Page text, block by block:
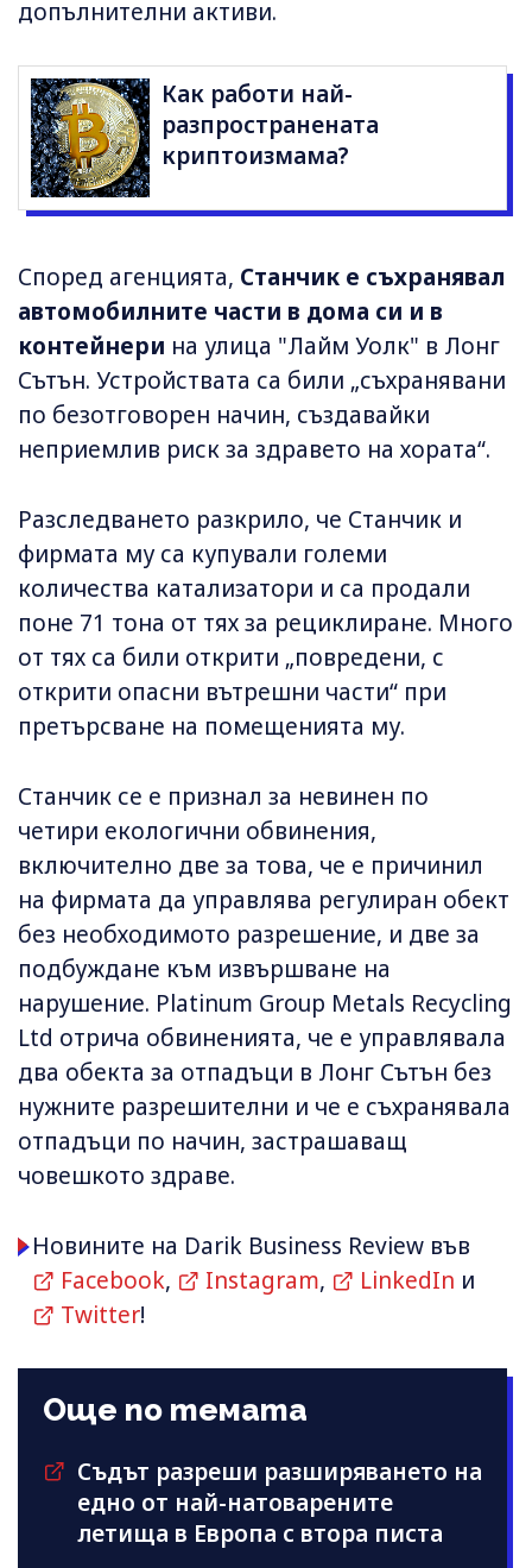
допълнителни активи.
Как работи най-
разпространената
криптоизмама?
Според агенцията, Станчик е съхранявал
автомобилните части в дома си и в
контейнери на улица "Лайм Уолк" в Лонг
Сътън. Устройствата са били „съхранявани
по безотговорен начин, създавайки
неприемлив риск за здравето на хората“.
Разследването разкрило, че Станчик и
фирмата му са купували големи
количества катализатори и са продали
поне 71 тона от тях за рециклиране. Много
от тях са били открити „повредени, с
открити опасни вътрешни части“ при
претърсване на помещенията му.
Станчик се е признал за невинен по
четири екологични обвинения,
включително две за това, че е причинил
на фирмата да управлява регулиран обект
без необходимото разрешение, и две за
подбуждане към извършване на
нарушение. Platinum Group Metals Recycling
Ltd отрича обвиненията, че е управлявала
два обекта за отпадъци в Лонг Сътън без
нужните разрешителни и че е съхранявала
отпадъци по начин, застрашаващ
човешкото здраве.
Новините на Darik Business Review във
Facebook, Instagram, LinkedIn и
Twitter!
Още по темата
Съдът разреши разширяването на
едно от най-натоварените
летища в Европа с втора писта